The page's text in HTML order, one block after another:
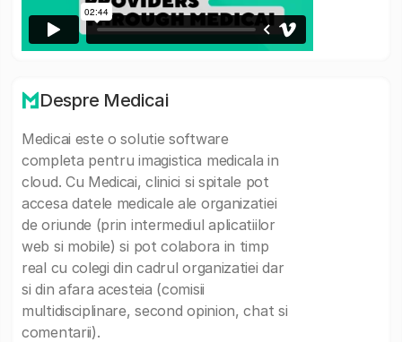
Despre Medicai
Medicai este o solutie software
completa pentru imagistica medicala in
cloud. Cu Medicai, clinici si spitale pot
accesa datele medicale ale organizatiei
de oriunde (prin intermediul aplicatiilor
web si mobile) si pot colabora in timp
real cu colegi din cadrul organizatiei dar
si din afara acesteia (comisii
multidisciplinare, second opinion, chat si
comentarii).